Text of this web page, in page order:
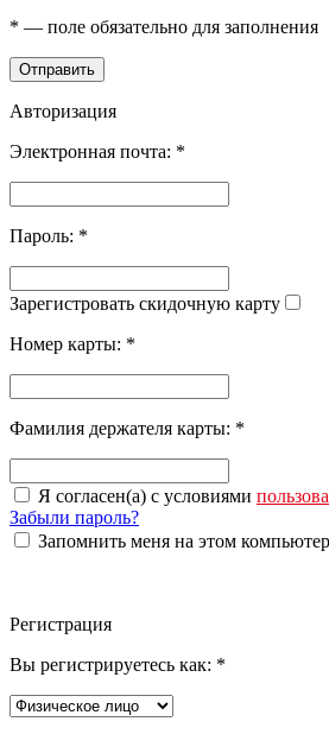
* — поле обязательно для заполнения
Отправить
Авторизация
Электронная почта: *
Пароль: *
Зарегистровать скидочную карту
Номер карты: *
Фамилия держателя карты: *
Я согласен(а) с условиями
Забыли пароль?
Запомнить меня на этом
Регистрация
Вы регистрируетесь как: *